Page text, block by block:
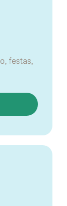
festas,